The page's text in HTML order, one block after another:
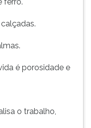
é porosidade e
o trabalho,